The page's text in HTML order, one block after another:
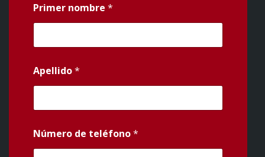
Primer nombre *
Apellido*
Número de teléfono*